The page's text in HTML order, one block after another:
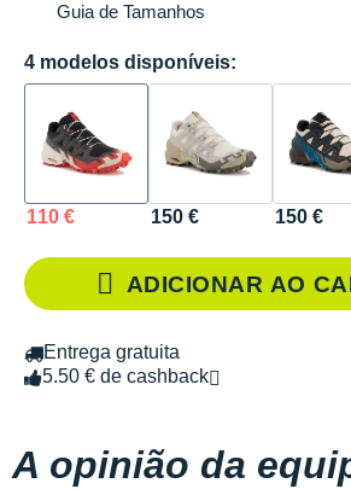
Guia de Tamanhos
4 modelos disponíveis:
110 € 150 € 150 €
ADICIONAR AO
Entrega gratuita
5.50 € de cashback
A opinião da